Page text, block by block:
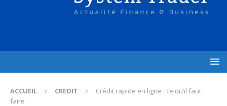
ACCUEIL CREDIT
Crédit rapide en ligne : ce qu’il faut
faire